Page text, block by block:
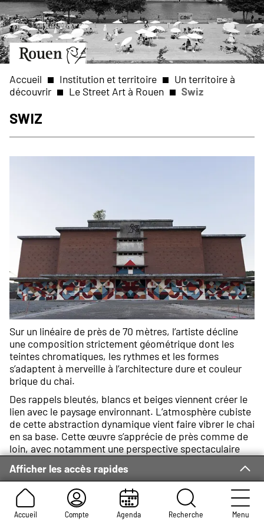
Aller
au
contenu
principal
Aller
à
la
page
d’accueil
Slide
1
of
1
Accueil Compte Agenda Recherche Menu
Fil
d'Ariane
Accueil Institution et territoire
Un territoire à
découvrir
Le Street Art à Rouen Swiz
Swiz
Afficher les accès rapides
Sur un linéaire de près de 70 mètres, l’artiste décline
une composition strictement géométrique dont les
teintes chromatiques, les rythmes et les formes
s’adaptent à merveille à l’architecture dure et couleur
brique du chai.
Des rappels bleutés, blancs et beiges viennent créer le
lien avec le paysage environnant. L’atmosphère cubiste
de cette abstraction dynamique vient faire vibrer le chai
en sa base. Cette œuvre s’apprécie de près comme de
loin, avec notamment une perspective spectaculaire
premier plan.